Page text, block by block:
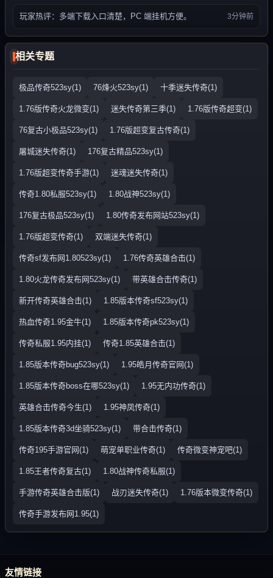
玩家热评：多端下载入口清楚，PC 端挂机方便。 3分钟前
相关专题
极品传奇523sy(1) 76烽火523sy(1) 十季迷失传奇(1)
1.76版传奇火龙微变(1) 迷失传奇第三季(1) 1.76版传奇超变(1)
76复古小极品523sy(1) 1.76版超变复古传奇(1)
屠城迷失传奇(1) 176复古精品523sy(1)
1.76版超变传奇手游(1) 迷魂迷失传奇(1)
传奇1.80私服523sy(1) 1.80战神523sy(1)
176复古极品523sy(1) 1.80传奇发布网站523sy(1)
1.76版超变传奇(1) 双端迷失传奇(1)
传奇sf发布网1.80523sy(1) 1.76传奇英雄合击(1)
1.80火龙传奇发布网523sy(1) 带英雄合击传奇(1)
新开传奇英雄合击(1) 1.85版本传奇sf523sy(1)
热血传奇1.95金牛(1) 1.85版本传奇pk523sy(1)
传奇私服1.95内挂(1) 传奇1.85英雄合击(1)
1.85版本传奇bug523sy(1) 1.95皓月传奇官网(1)
1.85版本传奇boss在哪523sy(1) 1.95无内功传奇(1)
英雄合击传奇今生(1) 1.95神凤传奇(1)
1.85版本传奇3d坐骑523sy(1) 带合击传奇(1)
传奇195手游官网(1) 萌宠单职业传奇(1) 传奇微变神宠吧(1)
1.85王者传奇复古(1) 1.80战神传奇私服(1)
手游传奇英雄合击版(1) 战刃迷失传奇(1) 1.76版本微变传奇(1)
传奇手游发布网1.95(1)
友情链接